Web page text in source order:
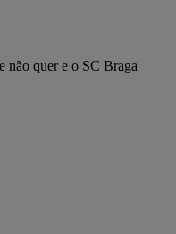
não quer e o SC Braga